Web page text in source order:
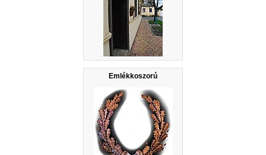
Emlékkoszorú